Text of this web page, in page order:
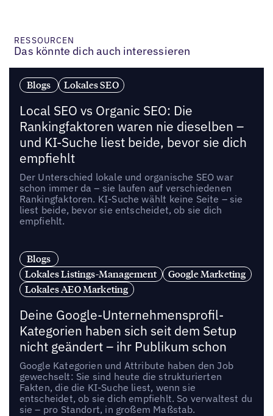
RESSOURCEN
Das könnte dich auch interessieren
Blogs Lokales SEO
Local SEO vs Organic SEO: Die
Rankingfaktoren waren nie dieselben –
und KI-Suche liest beide, bevor sie dich
empfiehlt
Der Unterschied lokale und organische SEO war
schon immer da – sie laufen auf verschiedenen
Rankingfaktoren. KI-Suche wählt keine Seite – sie
liest beide, bevor sie entscheidet, ob sie dich
empfiehlt.
Blogs
Lokales Listings-Management
Google Marketing
Lokales AEO Marketing
Deine Google-Unternehmensprofil-
Kategorien haben sich seit dem Setup
nicht geändert – ihr Publikum schon
Google Kategorien und Attribute haben den Job
gewechselt: Sie sind heute die strukturierten
Fakten, die die KI-Suche liest, wenn sie
entscheidet, ob sie dich empfiehlt. So verwaltest du
sie – pro Standort, in großem Maßstab.